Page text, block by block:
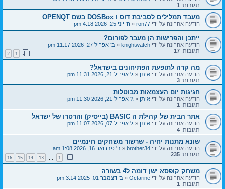
תגובות: 1
מעבד תמלילים לסביבת דוס ו DOSBox בשם OPENQT
הודעה אחרונה על ידי ron77
«ה' יוני 25, 2026 4:18 pm
ייתכן והפרישות הן מעבר לפורום?
הודעה אחרונה על ידי knightwatch
«ב' אפריל 27, 2026 11:17 pm
תגובות: 17
2
מה קרה לתופעת הפתיחונים בישראל?
הודעה אחרונה על ידי איתן«ג' אפריל 21, 2026 11:31 pm
תגובות: 3
חגיגות יום העצמאות מבוטלות
הודעה אחרונה על ידי איתן«ג' אפריל 21, 2026 11:30 pm
תגובות: 1
אתר הבית של קהילת ה BASIC (בייסיק) והרטרו של ישראל
הודעה אחרונה על ידי איתן«ג' אפריל 07, 2026 11:07 pm
תגובות: 4
שונא מתנות יחיה - שרשור משחקים חינמיים
הודעה אחרונה על ידי brother34
«ב' פברואר 16, 2026 1:08 am
תגובות: 235
13
14
15
16
משחק קופסא ישן דומה ל4 בשורה
הודעה אחרונה על ידי Octarine
«ב' דצמבר 01, 2025 3:14 pm
תגובות: 1